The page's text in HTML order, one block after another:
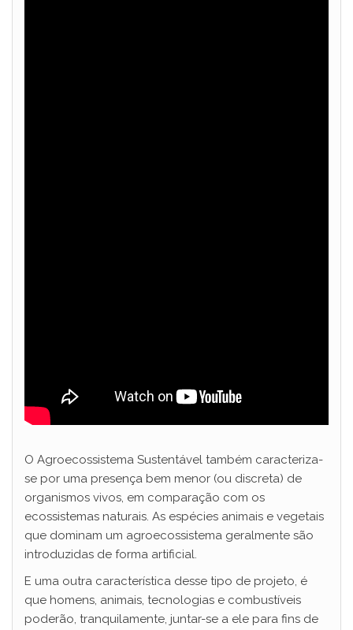
O Agroecossistema Sustentável também caracteriza-
se por uma presença bem menor (ou discreta) de
organismos vivos, em comparação com os
ecossistemas naturais. As espécies animais e vegetais
que dominam um agroecossistema geralmente são
introduzidas de forma artificial.
E uma outra característica desse tipo de projeto, é
que homens, animais, tecnologias e combustíveis
poderão, tranquilamente, juntar-se a ele para fins de